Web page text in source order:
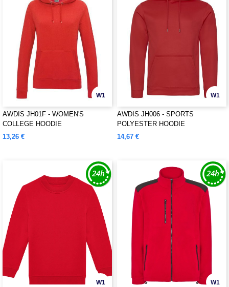
W1
AWDIS JH01F - WOMEN'S
COLLEGE HOODIE
13,26 €
W1
AWDIS JH006 - SPORTS
POLYESTER HOODIE
14,67 €
W1 W1